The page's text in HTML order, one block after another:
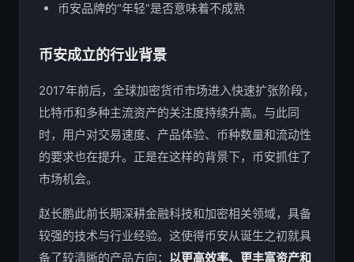
币安品牌的“年轻”是否意味着不成熟
币安成立的行业背景
2017年前后，全球加密货币市场进入快速扩张阶段，
比特币和多种主流资产的关注度持续升高。与此同
时，用户对交易速度、产品体验、币种数量和流动性
的要求也在提升。正是在这样的背景下，币安抓住了
市场机会。
赵长鹏此前长期深耕金融科技和加密相关领域，具备
较强的技术与行业经验。这使得币安从诞生之初就具
备了较清晰的产品方向： 以更高效率、更丰富资产和